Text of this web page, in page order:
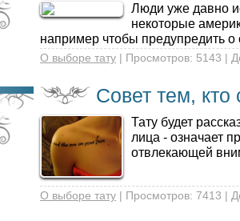
Люди уже давно
некоторые
например чтобы предупредить
О выборе тату | Просмотров: 5143 |
Совет тем, кто
Тату будет
лица - означает
отвлекающей
О выборе тату | Просмотров: 7413 |